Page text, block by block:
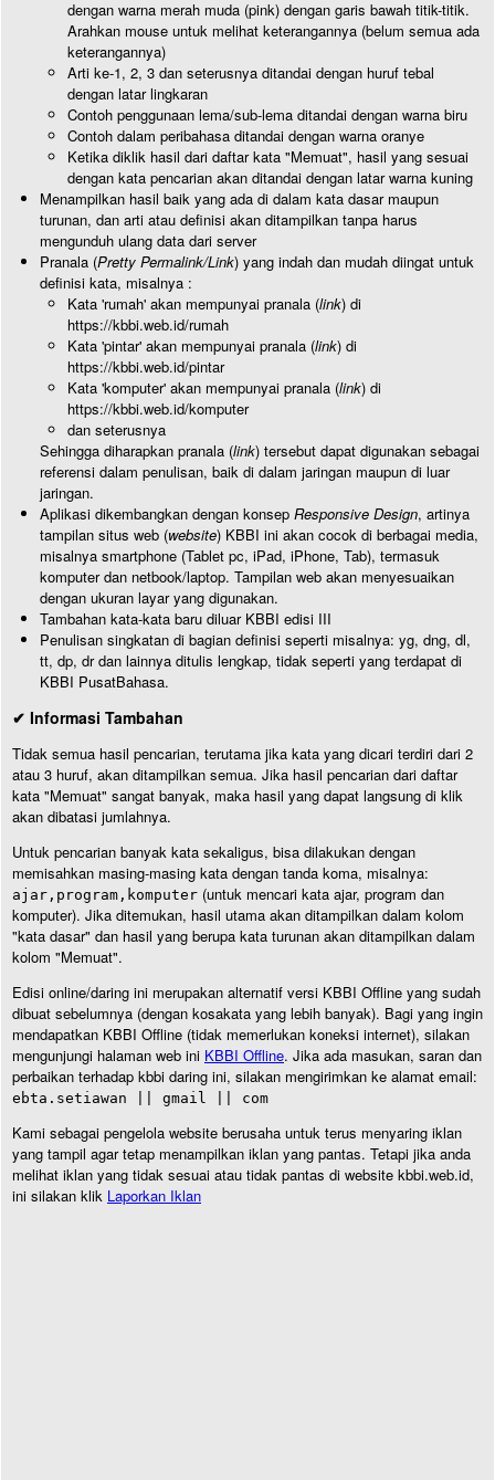
dengan warna merah muda (pink) dengan garis bawah titik-titik.
Arahkan mouse untuk melihat keterangannya (belum semua ada
keterangannya)
Arti ke-1, 2, 3 dan seterusnya ditandai dengan huruf tebal
dengan latar lingkaran
Contoh penggunaan lema/sub-lema ditandai dengan warna biru
Contoh dalam peribahasa ditandai dengan warna oranye
Ketika diklik hasil dari daftar kata "Memuat", hasil yang sesuai
dengan kata pencarian akan ditandai dengan latar warna kuning
Menampilkan hasil baik yang ada di dalam kata dasar maupun
turunan, dan arti atau definisi akan ditampilkan tanpa harus
mengunduh ulang data dari server
Pranala (Pretty Permalink/Link) yang indah dan mudah diingat untuk
definisi kata, misalnya :
Kata 'rumah' akan mempunyai pranala (link) di
https://kbbi.web.id/rumah
Kata 'pintar' akan mempunyai pranala (link) di
https://kbbi.web.id/pintar
Kata 'komputer' akan mempunyai pranala (link) di
https://kbbi.web.id/komputer
dan seterusnya
Sehingga diharapkan pranala (link) tersebut dapat digunakan sebagai
referensi dalam penulisan, baik di dalam jaringan maupun di luar
jaringan.
Aplikasi dikembangkan dengan konsep Responsive Design, artinya
tampilan situs web (website) KBBI ini akan cocok di berbagai media,
misalnya smartphone (Tablet pc, iPad, iPhone, Tab), termasuk
komputer dan netbook/laptop. Tampilan web akan menyesuaikan
dengan ukuran layar yang digunakan.
Tambahan kata-kata baru diluar KBBI edisi III
Penulisan singkatan di bagian definisi seperti misalnya: yg, dng, dl,
tt, dp, dr dan lainnya ditulis lengkap, tidak seperti yang terdapat di
KBBI PusatBahasa.
✔ Informasi Tambahan
Tidak semua hasil pencarian, terutama jika kata yang dicari terdiri dari 2
atau 3 huruf, akan ditampilkan semua. Jika hasil pencarian dari daftar
kata "Memuat" sangat banyak, maka hasil yang dapat langsung di klik
akan dibatasi jumlahnya.
Untuk pencarian banyak kata sekaligus, bisa dilakukan dengan
memisahkan masing-masing kata dengan tanda koma, misalnya:
ajar,program,komputer (untuk mencari kata ajar, program dan
komputer). Jika ditemukan, hasil utama akan ditampilkan dalam kolom
"kata dasar" dan hasil yang berupa kata turunan akan ditampilkan dalam
kolom "Memuat".
Edisi online/daring ini merupakan alternatif versi KBBI Offline yang sudah
dibuat sebelumnya (dengan kosakata yang lebih banyak). Bagi yang ingin
mendapatkan KBBI Offline (tidak memerlukan koneksi internet), silakan
mengunjungi halaman web ini KBBI Offline. Jika ada masukan, saran dan
perbaikan terhadap kbbi daring ini, silakan mengirimkan ke alamat email:
ebta.setiawan || gmail || com
Kami sebagai pengelola website berusaha untuk terus menyaring iklan
yang tampil agar tetap menampilkan iklan yang pantas. Tetapi jika anda
melihat iklan yang tidak sesuai atau tidak pantas di website kbbi.web.id,
ini silakan klik Laporkan Iklan